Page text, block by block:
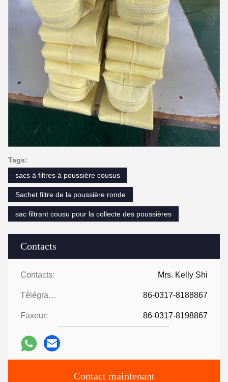
Contacts
Contacts: Mrs. Kelly Shi
Télégramme: 86-0317-8188867
Faxeur: 86-0317-8198867
Contact maintenant
Tags:
sacs à filtres à poussière cousus
Sachet filtre de la poussière ronde
sac filtrant cousu pour la collecte des poussières